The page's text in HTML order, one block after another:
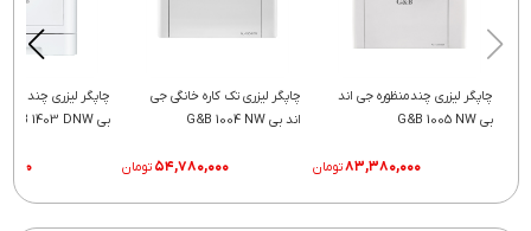
چاپگر لیزری چندمنظوره جی اند
بی G&B 1005 NW
۸۳,۳۸۰,۰۰۰تومان
چاپگر لیزری تک کاره خانگی جی
اند بی G&B 1004 NW
۵۴,۷۸۰,۰۰۰ تومان
چاپگر لیزری چند
بی G&B 1403 DNW